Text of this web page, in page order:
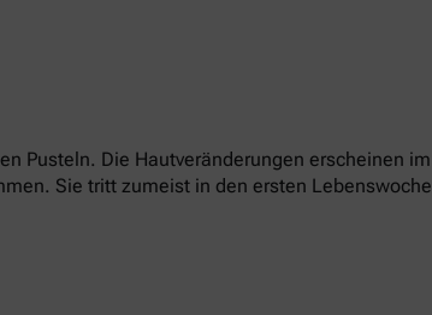
Pusteln. Die Hautveränderungen erscheinen
Sie tritt zumeist in den ersten